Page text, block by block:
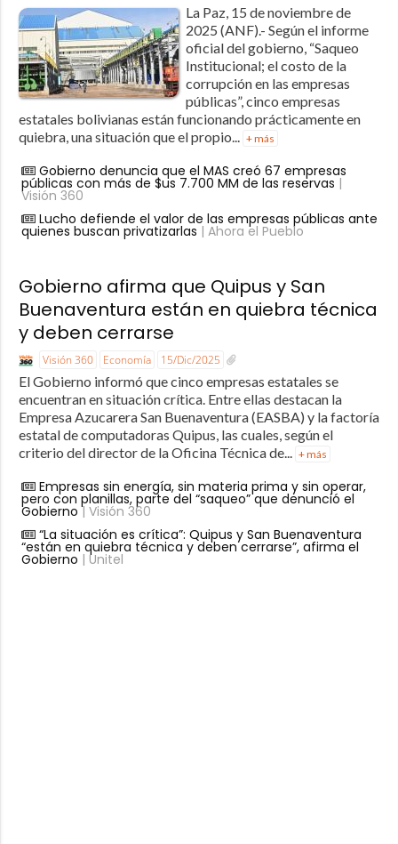
La Paz, 15 de noviembre de
2025 (ANF).- Según el informe
oficial del gobierno, “Saqueo
Institucional; el costo de la
corrupción en las empresas
públicas”, cinco empresas
estatales bolivianas están funcionando prácticamente en
quiebra, una situación que el propio... + más
Gobierno denuncia que el MAS creó 67 empresas
públicas con más de $us 7.700 MM de las reservas |
Visión 360
Lucho defiende el valor de las empresas públicas ante
quienes buscan privatizarlas | Ahora el Pueblo
Gobierno afirma que Quipus y San
Buenaventura están en quiebra técnica
y deben cerrarse
Visión 360 Economía 15/Dic/2025
El Gobierno informó que cinco empresas estatales se
encuentran en situación crítica. Entre ellas destacan la
Empresa Azucarera San Buenaventura (EASBA) y la factoría
estatal de computadoras Quipus, las cuales, según el
criterio del director de la Oficina Técnica de... + más
Empresas sin energía, sin materia prima y sin operar,
pero con planillas, parte del “saqueo” que denunció el
Gobierno | Visión 360
“La situación es crítica”: Quipus y San Buenaventura
“están en quiebra técnica y deben cerrarse”, afirma el
Gobierno | Unitel